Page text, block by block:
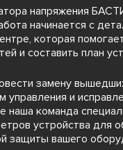
напряжения
начинается с
которая
и составить план
замену
управления и
наша команда
устройства для
защиты вашего